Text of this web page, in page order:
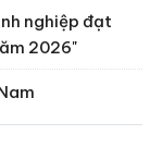
nghiệp đạt
2026"